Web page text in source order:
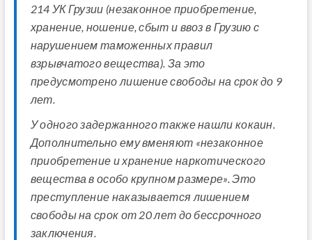
214 УК Грузии (незаконное приобретение,
хранение, ношение, сбыт и ввоз в Грузию с
нарушением таможенных правил
взрывчатого вещества). За это
предусмотрено лишение свободы на срок до 9
лет.
У одного задержанного также нашли кокаин.
Дополнительно ему вменяют «незаконное
приобретение и хранение наркотического
вещества в особо крупном размере». Это
преступление наказывается лишением
свободы на срок от 20 лет до бессрочного
заключения.